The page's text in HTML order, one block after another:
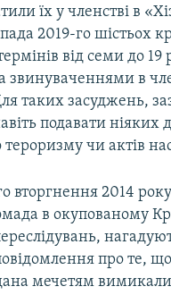
їх у членстві в
2019-го шістьох
від семи до 19
звинуваченнями в
таких засуджень,
подавати ніяких
чи актів
вторгнення 2014
в окупованому
про те, що
мечетям вимикали